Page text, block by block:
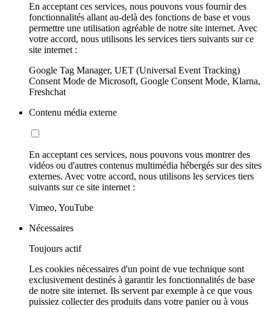
En acceptant ces services, nous pouvons vous fournir des
fonctionnalités allant au-delà des fonctions de base et vous
permettre une utilisation agréable de notre site internet. Avec
votre accord, nous utilisons les services tiers suivants sur ce
site internet :
Google Tag Manager, UET (Universal Event Tracking)
Consent Mode de Microsoft, Google Consent Mode, Klarna,
Freshchat
Contenu média externe
En acceptant ces services, nous pouvons vous montrer des
vidéos ou d'autres contenus multimédia hébergés sur des sites
externes. Avec votre accord, nous utilisons les services tiers
suivants sur ce site internet :
Vimeo, YouTube
Nécessaires
Toujours actif
Les cookies nécessaires d'un point de vue technique sont
exclusivement destinés à garantir les fonctionnalités de base
de notre site internet. Ils servent par exemple à ce que vous
puissiez collecter des produits dans votre panier ou à vous